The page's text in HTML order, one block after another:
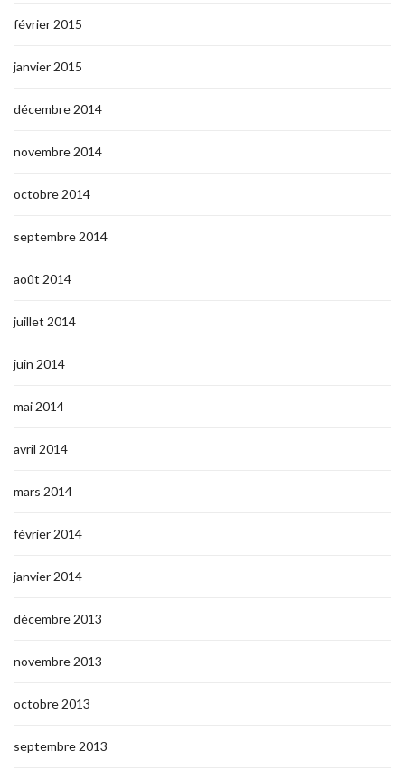
février 2015
janvier 2015
décembre 2014
novembre 2014
octobre 2014
septembre 2014
août 2014
juillet 2014
juin 2014
mai 2014
avril 2014
mars 2014
février 2014
janvier 2014
décembre 2013
novembre 2013
octobre 2013
septembre 2013